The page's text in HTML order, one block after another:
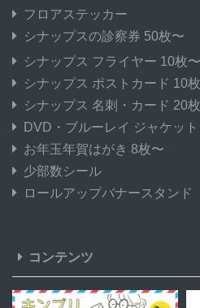
フロアステッカー
シナップスの診察券 50枚〜
シナップス フライヤー 10枚〜
シナップス ポストカード 10
シナップス 名刺・カード 20
DVD・ブルーレイ ジャケット
お年玉年賀はがき 8枚〜
少部数シール
ロールアップバナースタンド
コンテンツ